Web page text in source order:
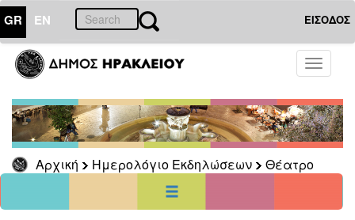
GR EN ΕΙΣΟΔΟΣ
Toggle
Αρχική Ημερολόγιο Εκδηλώσεων Θέατρο
05Αύγουστος
2021
Κυρ Δευ Τρι Τετ Πεμ Παρ Σαβ
1 2 3 4 5 6
7
8
15
16 17 18 19 20
21
28